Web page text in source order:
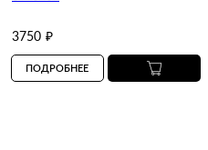
3750 ₽
ПОДРОБНЕЕ